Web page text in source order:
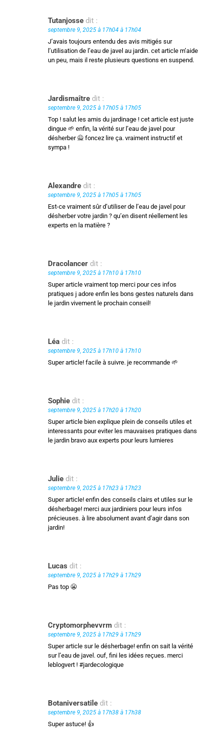
Tutanjosse dit :
septembre 9, 2025 à 17h04 à 17h04
J’avais toujours entendu des avis mitigés sur
l’utilisation de l’eau de javel au jardin. cet article m’aide
un peu, mais il reste plusieurs questions en suspend.
Jardismaître dit :
septembre 9, 2025 à 17h05 à 17h05
Top ! salut les amis du jardinage ! cet article est juste
dingue 🌱 enfin, la vérité sur l’eau de javel pour
désherber 🙅 foncez lire ça. vraiment instructif et
sympa !
Alexandre dit :
septembre 9, 2025 à 17h05 à 17h05
Est-ce vraiment sûr d’utiliser de l’eau de javel pour
désherber votre jardin ? qu’en disent réellement les
experts en la matière ?
Dracolancer dit :
septembre 9, 2025 à 17h10 à 17h10
Super article vraiment top merci pour ces infos
pratiques j adore enfin les bons gestes naturels dans
le jardin vivement le prochain conseil!
Léa dit :
septembre 9, 2025 à 17h10 à 17h10
Super article! facile à suivre. je recommande 🌱
Sophie dit :
septembre 9, 2025 à 17h20 à 17h20
Super article bien explique plein de conseils utiles et
interessants pour eviter les mauvaises pratiques dans
le jardin bravo aux experts pour leurs lumieres
Julie dit :
septembre 9, 2025 à 17h23 à 17h23
Super article! enfin des conseils clairs et utiles sur le
désherbage! merci aux jardiniers pour leurs infos
précieuses. à lire absolument avant d’agir dans son
jardin!
Lucas dit :
septembre 9, 2025 à 17h29 à 17h29
Pas top 😬
Cryptomorphevvrm dit :
septembre 9, 2025 à 17h29 à 17h29
Super article sur le désherbage! enfin on sait la vérité
sur l’eau de javel. ouf, fini les idées reçues. merci
leblogvert ! #jardecologique
Botaniversatile dit :
septembre 9, 2025 à 17h38 à 17h38
Super astuce! 👍